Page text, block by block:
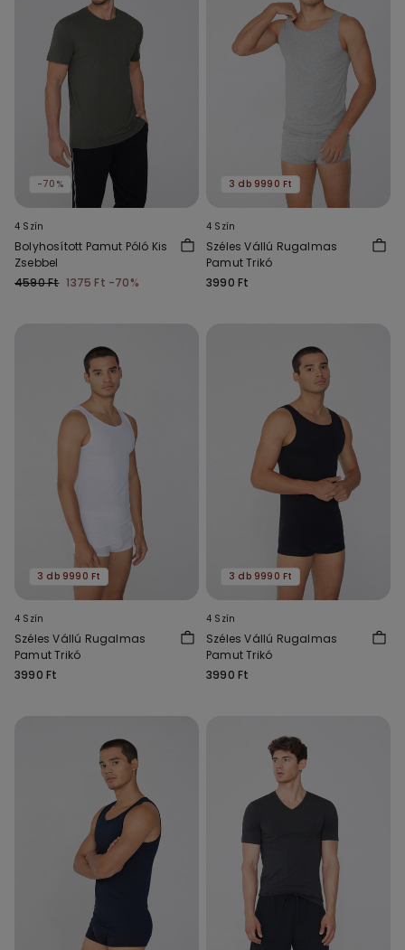
-70%
4 Szín
Bolyhosított Pamut Póló Kis
Zsebbel
4590 Ft 1375 Ft -70%
3 db 9990 Ft
4 Szín
Széles Vállú Rugalmas
Pamut Trikó
3990 Ft
3 db 9990 Ft
4 Szín
Széles Vállú Rugalmas
Pamut Trikó
3990 Ft
3 db 9990 Ft
4 Szín
Széles Vállú Rugalmas
Pamut Trikó
3990 Ft